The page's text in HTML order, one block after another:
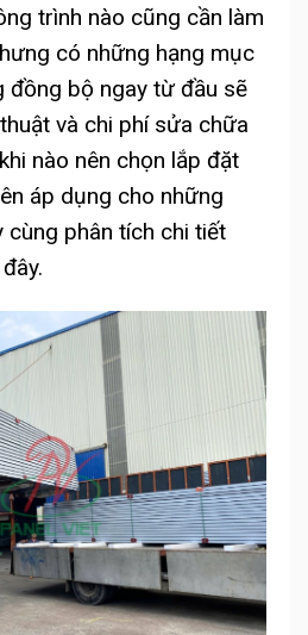
trình nào cũng cần làm
có những hạng mục
đồng bộ ngay từ đầu sẽ
và chi phí sửa chữa
nào nên chọn lắp đặt
áp dụng cho những
cùng phân tích chi tiết